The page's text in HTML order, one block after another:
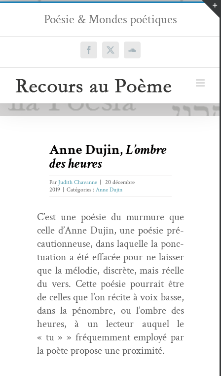
Passer
contenu
Poésie & Mondes poétiques
Facebook
X SoundCloud
Anne Dujin,L’ombre
des heures
Par Judith Chavanne
20 décembre
2019
Catégories : Anne Dujin
C’est une poésie du mur­mure que
celle d’Anne Dujin, une poésie pré­
cau­tion­neuse, dans laque­lle la ponc­
tu­a­tion a été effacée pour ne laiss­er
que la mélodie, dis­crète, mais réelle
du vers. Cette poésie pour­rait être
de celles que l’on récite à voix basse,
dans la pénom­bre, ou l’ombre des
heures, à un lecteur auquel le
« tu » » fréquem­ment employé par
la poète pro­pose une proximité.